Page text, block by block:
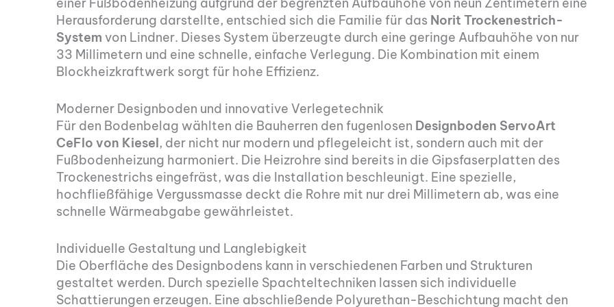
einer Fußbodenheizung aufgrund der begrenzten Aufbauhöhe von neun Zentimetern eine
Herausforderung darstellte, entschied sich die Familie für das Norit Trockenestrich-
System von Lindner. Dieses System überzeugte durch eine geringe Aufbauhöhe von nur
33 Millimetern und eine schnelle, einfache Verlegung. Die Kombination mit einem
Blockheizkraftwerk sorgt für hohe Effizienz.
Moderner Designboden und innovative Verlegetechnik
Für den Bodenbelag wählten die Bauherren den fugenlosen Designboden ServoArt
CeFlo von Kiesel, der nicht nur modern und pflegeleicht ist, sondern auch mit der
Fußbodenheizung harmoniert. Die Heizrohre sind bereits in die Gipsfaserplatten des
Trockenestrichs eingefräst, was die Installation beschleunigt. Eine spezielle,
hochfließfähige Vergussmasse deckt die Rohre mit nur drei Millimetern ab, was eine
schnelle Wärmeabgabe gewährleistet.
Individuelle Gestaltung und Langlebigkeit
Die Oberfläche des Designbodens kann in verschiedenen Farben und Strukturen
gestaltet werden. Durch spezielle Spachteltechniken lassen sich individuelle
Schattierungen erzeugen. Eine abschließende Polyurethan-Beschichtung macht den